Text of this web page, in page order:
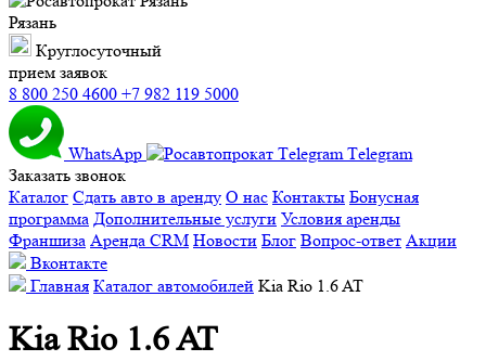
Рязань
Круглосуточный
прием заявок
8 800 250 4600 +7 982 119 5000
WhatsApp
Тelegram
Заказать звонок
Каталог Сдать авто в аренду О нас Контакты Бонусная
программа Дополнительные услуги Условия аренды
Франшиза Аренда CRM Новости Блог Вопрос-ответ Акции
Вконтакте
Главная Каталог автомобилей Kia Rio 1.6 AT
Kia Rio 1.6 AT